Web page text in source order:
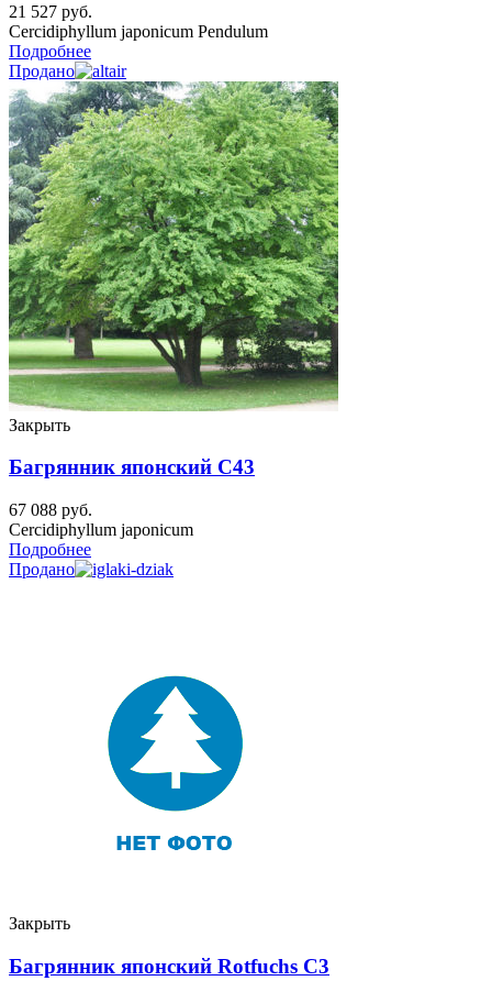
21 527 руб.
Cercidiphyllum japonicum Pendulum
Подробнее
Продано
Закрыть
Багрянник японский C43
67 088 руб.
Cercidiphyllum japonicum
Подробнее
Продано
Закрыть
Багрянник японский Rotfuchs C3